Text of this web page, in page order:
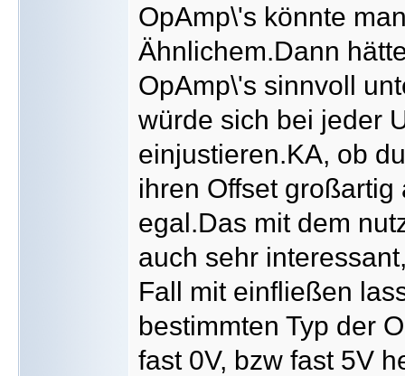
OpAmp\'s könnte
Ähnlichem.Dann
OpAmp\'s sinnvoll
würde sich bei jeder
einjustieren.KA, ob
ihren Offset
egal.Das mit dem
auch sehr
Fall mit einfließen
bestimmten Typ der
fast 0V, bzw fast 5V